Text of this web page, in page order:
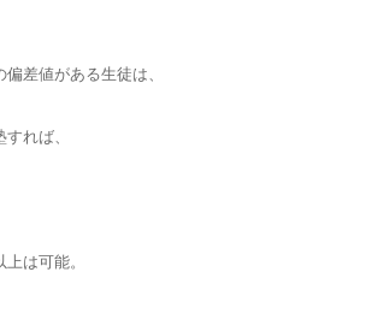
差値がある生徒は、
れば、
は可能。